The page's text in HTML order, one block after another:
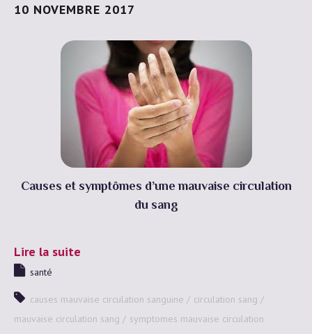
10 NOVEMBRE 2017
Causes et symptômes d’une mauvaise circulation
du sang
Lire la suite
santé
causes mauvaise circulation sanguine
circulation sang
mauvaise circulation sang
symptomes mauvaise circulation